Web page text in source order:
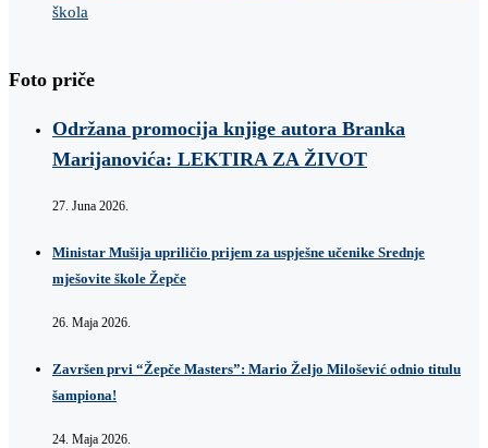
škola
Foto priče
Održana promocija knjige autora Branka
Marijanovića: LEKTIRA ZA ŽIVOT
27. Juna 2026.
Ministar Mušija upriličio prijem za uspješne učenike Srednje
mješovite škole Žepče
26. Maja 2026.
Završen prvi “Žepče Masters”: Mario Željo Milošević odnio titulu
šampiona!
24. Maja 2026.